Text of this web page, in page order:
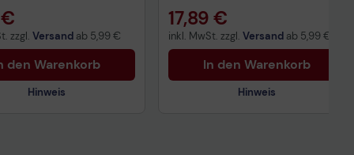
zzgl. Versand ab 5,99 €
den Warenkorb
Hinweis
17,89 €
inkl. MwSt. zzgl. Versand ab 5,99 €
In den Warenkorb
Hinweis